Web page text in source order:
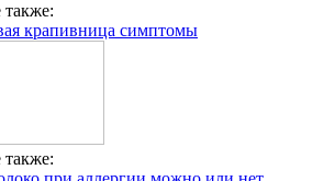
также:
крапивница симптомы
также: